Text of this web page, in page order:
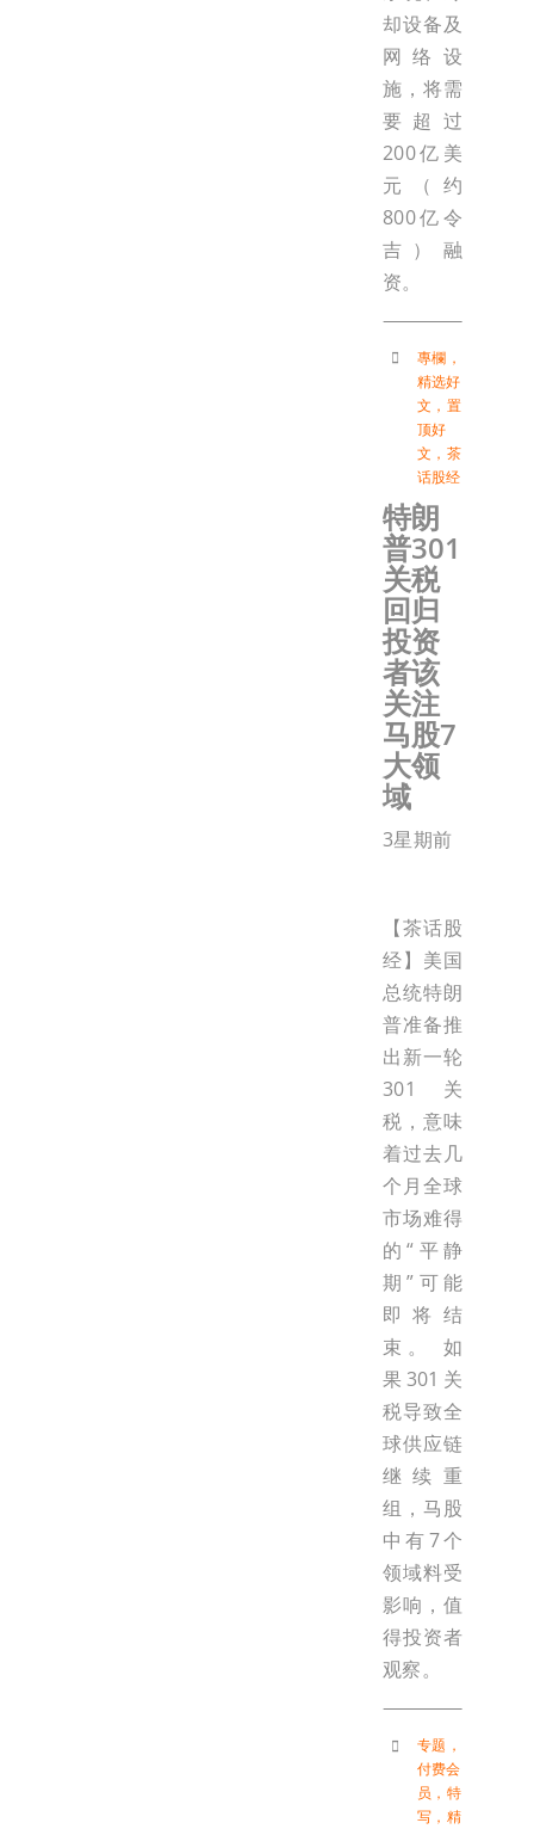
却设备及
网络设
施，将需
要超过
200亿美
元（约
800亿令
吉）融
资。
專欄 ，
精选好
文 ， 置
顶好
文 ， 茶
话股经
特朗
普301
关税
回归
投资
者该
关注
马股7
大领
域
3星期前
【茶话股
经】美国
总统特朗
普准备推
出新一轮
301关
税，意味
着过去几
个月全球
市场难得
的“平静
期”可能
即将结
束。 如
果301关
税导致全
球供应链
继续重
组，马股
中有7个
领域料受
影响，值
得投资者
观察。
专题 ，
付费会
员 ， 特
写 ， 精